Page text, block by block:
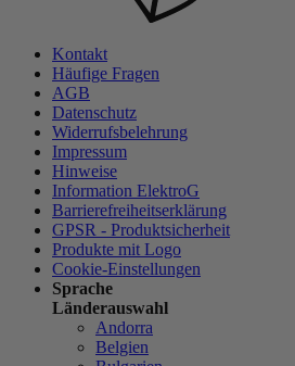
Kontakt
Häufige Fragen
AGB
Datenschutz
Widerrufsbelehrung
Impressum
Hinweise
Information ElektroG
Barrierefreiheitserklärung
GPSR - Produktsicherheit
Produkte mit Logo
Cookie-Einstellungen
Sprache
Länderauswahl
Andorra
Belgien